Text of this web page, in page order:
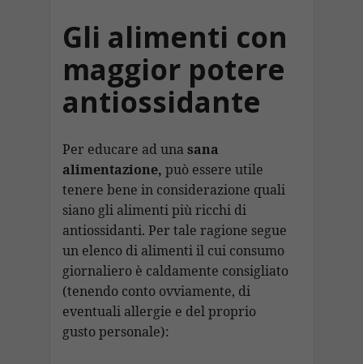
Gli alimenti con
maggior potere
antiossidante
Per educare ad unasana
alimentazione, può essere utile
tenere bene in considerazione quali
siano gli alimenti più ricchi di
antiossidanti. Per tale ragione segue
un elenco di alimenti il cui consumo
giornaliero è caldamente consigliato
(tenendo conto ovviamente, di
eventuali allergie e del proprio
gusto personale):